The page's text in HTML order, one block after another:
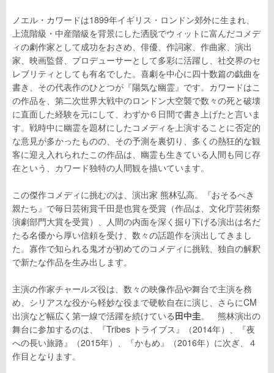
ノエル・カワードは1899年イギリス・ロンドン郊外に生まれ、
上流階級・中産階級を背景にした洒脱でウィットに富んだコメデ
ィの劇作家として成功をおさめ、俳優、作詞家、作曲家、演出
家、映画監督、プロデューサーとして多彩に活躍し、社交界のセ
レブリティとしても有名でした。喜劇を中心に四十数篇の戯曲を
書き、その代表作のひとつが『陽気な幽霊』です。カワードはこ
の作品を、第二次世界大戦中のロンドン大空襲で数々の死と破壊
に直面した経験を元にして、わずか６日間で書き上げたと言いま
す。戦時中に幽霊を題材にしたコメディを上演することに否定的
な意見が多かったものの、その予測を裏切り、多くの熱狂的な観
客に迎え入れられたこの作品は、幽霊も生きている人間も同じ存
在という、カワード独特の人間観を描いています。
この傑作コメディに挑むのは、演出家 熊林弘高。『おそるべき
親たち』で毎日芸術賞千田是也賞を受賞（作品は、文化庁芸術祭
演劇部門大賞を受賞）、人間の内面を深く掘り下げる演出は名だ
たる名優から厚い信頼を受け、数々の話題作を演出してきまし
た。寡作で知られる鬼才が初めてのコメディに挑戦、独自の解釈
で新たな作品を生み出します。
主演の作家チャールズ役は、数々の映像作品や舞台で主演を務
め、シリアスな役から軽妙な役まで硬軟自在に演じ、さらにCM
出演など幅広く第一線で活躍を続けている田中圭。 熊林演出の
舞台に参加するのは、『Tribes トライブス』（2014年）、『夜
への長い旅路』（2015年）、『かもめ』（2016年）に次ぎ、４
作目となります。